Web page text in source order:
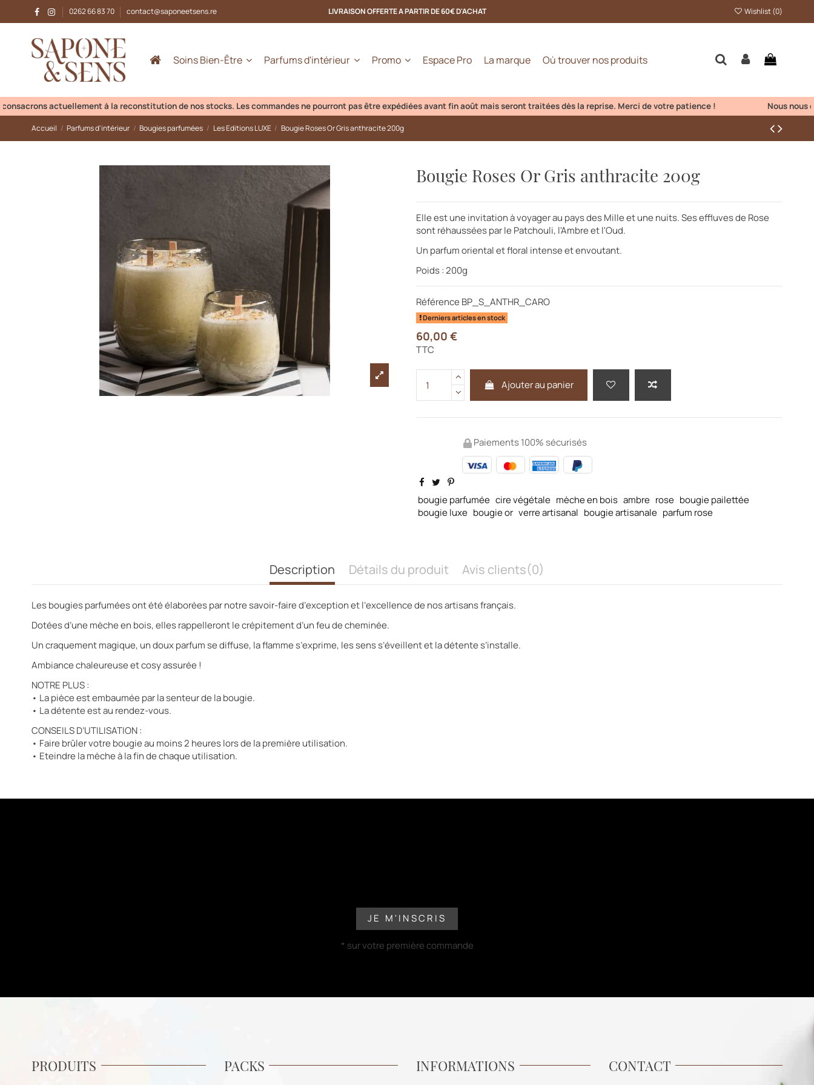
0262 66 83 70 contact@saponeetsens.re LIVRAISON OFFERTE A PARTIR DE 60€ D'ACHAT Wishlist (0)
Soins Bien-Être Parfums d'intérieur Promo Espace Pro La marque Où trouver nos produits
actuellement à la reconstitution de nos stocks. Les commandes ne pourront pas être expédiées avant fin août mais seront traitées dès la reprise. Merci de votre patience !
Accueil Parfums d'intérieur Bougies parfumées Les Editions LUXE Bougie Roses Or Gris anthracite 200g
Bougie Roses Or Gris anthracite 200g
Elle est une invitation à voyager au pays des Mille et une nuits. Ses effluves de Rose
sont réhaussées par le Patchouli, l'Ambre et l'Oud.
Un parfum oriental et floral intense et envoutant.
Poids : 200g
Référence BP_S_ANTHR_CARO
Derniers articles en stock
60,00 €
TTC
Ajouter au panier
Paiements 100% sécurisés
bougie parfumée cire végétale mèche en bois ambre rose bougie pailettée
bougie luxe bougie or verre artisanal bougie artisanale parfum rose
Description Détails du produit Avis clients(0)
Les bougies parfumées ont été élaborées par notre savoir-faire d’exception et l’excellence de nos artisans français.
Dotées d’une mèche en bois, elles rappelleront le crépitement d’un feu de cheminée.
Un craquement magique, un doux parfum se diffuse, la flamme s’exprime, les sens s’éveillent et la détente s’installe.
Ambiance chaleureuse et cosy assurée !
NOTRE PLUS :
• La pièce est embaumée par la senteur de la bougie.
• La détente est au rendez-vous.
CONSEILS D’UTILISATION :
• Faire brûler votre bougie au moins 2 heures lors de la première utilisation.
• Eteindre la mèche à la fin de chaque utilisation.
JE M'INSCRIS
* sur votre première commande
PRODUITS PACKS INFORMATIONS CONTACT